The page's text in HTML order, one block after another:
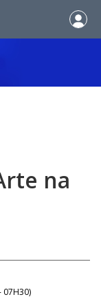
na
07H30)